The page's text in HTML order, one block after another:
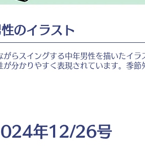
のイラスト
らスイングする中年男性を描いたイ
分かりやすく表現されています。季
年12/26号